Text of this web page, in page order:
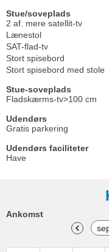
Stue/soveplads
2 af. mere satellit-tv
Lænestol
SAT-flad-tv
Stort spisebord
Stort spisebord med stole
Stue-soveplads
Fladskærms-tv>100 cm
Udendørs
Gratis parkering
Udendørs faciliteter
Have
Ankomst